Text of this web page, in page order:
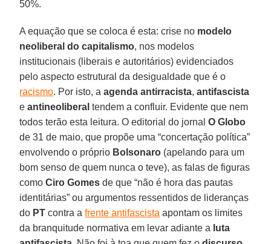
50%.
A equação que se coloca é esta: crise no modelo
neoliberal do capitalismo, nos modelos
institucionais (liberais e autoritários) evidenciados
pelo aspecto estrutural da desigualdade que é o
racismo. Por isto, aagenda antirracista,antifascista
eantineoliberal tendem a confluir. Evidente que nem
todos terão esta leitura. O editorial do jornalO Globo
de 31 de maio, que propõe uma “concertação política”
envolvendo o próprio Bolsonaro (apelando para um
bom senso de quem nunca o teve), as falas de figuras
comoCiro Gomes de que “não é hora das pautas
identitárias” ou argumentos ressentidos de lideranças
do PT contra afrente antifascista apontam os limites
da branquitude normativa em levar adiante a luta